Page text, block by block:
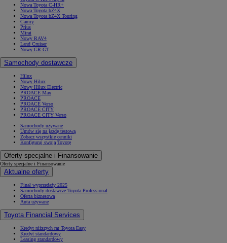
Nowa Toyota C-HR+
Nowa Toyota bZ4X
Nowa Toyota bZ4X Touring
Camry
Prius
Mirai
Nowy RAV4
Land Cruiser
Nowy GR GT
Samochody dostawcze
Hilux
Nowy Hilux
Nowy Hilux Electric
PROACE Max
PROACE
PROACE Verso
PROACE CITY
PROACE CITY Verso
Samochody używane
Umów się na jazdę testową
Zobacz wszystkie cenniki
Konfiguruj swoją Toyotę
Oferty specjalne i Finansowanie
Oferty specjalne i Finansowanie
Aktualne oferty
Finał wyprzedaży 2025
Samochody dostawcze Toyota Professional
Oferta biznesowa
Auta używane
Toyota Financial Services
Kredyt niższych rat Toyota Easy
Kredyt standardowy
Leasing standardowy